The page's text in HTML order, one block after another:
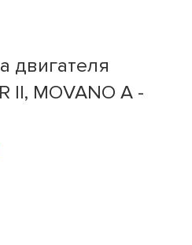
двигателя
II, MOVANO A -